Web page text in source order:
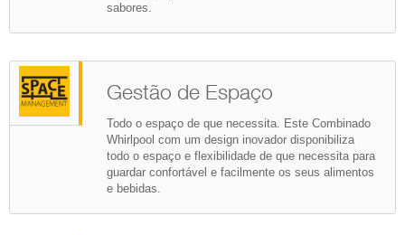
sabores.
Gestão de Espaço
Todo o espaço de que necessita. Este Combinado
Whirlpool com um design inovador disponibiliza
todo o espaço e flexibilidade de que necessita para
guardar confortável e facilmente os seus alimentos
e bebidas.